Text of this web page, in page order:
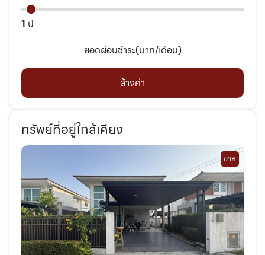
1 ปี
ยอดผ่อนชำระ(บาท/เดือน)
ล้างค่า
ทรัพย์ที่อยู่ใกล้เคียง
ขาย